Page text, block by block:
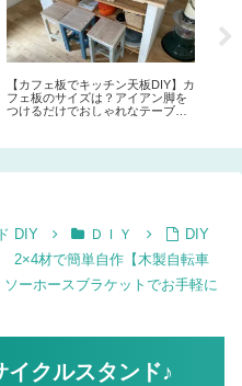
【カフェ板でキッチン天板DIY】カ
フェ板のサイズは？アイアン脚を
つけるだけでおしゃれなテーブル
DIY ＤＩＹ
DIY
2×4材で簡単自作【木製自転車
ーホースブラケットでお手軽に
イクルスタンド♪